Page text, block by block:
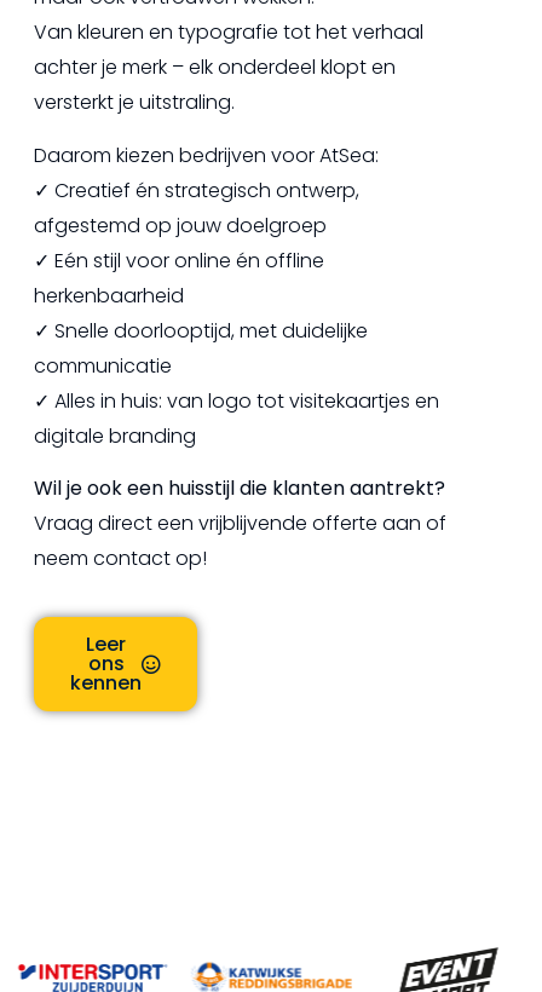
Van kleuren en typografie tot het verhaal
achter je merk – elk onderdeel klopt en
versterkt je uitstraling.
Daarom kiezen bedrijven voor AtSea:
✓ Creatief én strategisch ontwerp,
afgestemd op jouw doelgroep
✓ Eén stijl voor online én offline
herkenbaarheid
✓ Snelle doorlooptijd, met duidelijke
communicatie
✓ Alles in huis: van logo tot visitekaartjes en
digitale branding
Wil je ook een huisstijl die klanten aantrekt?
Vraag direct een vrijblijvende offerte aan of
neem contact op!
Leer
ons
kennen